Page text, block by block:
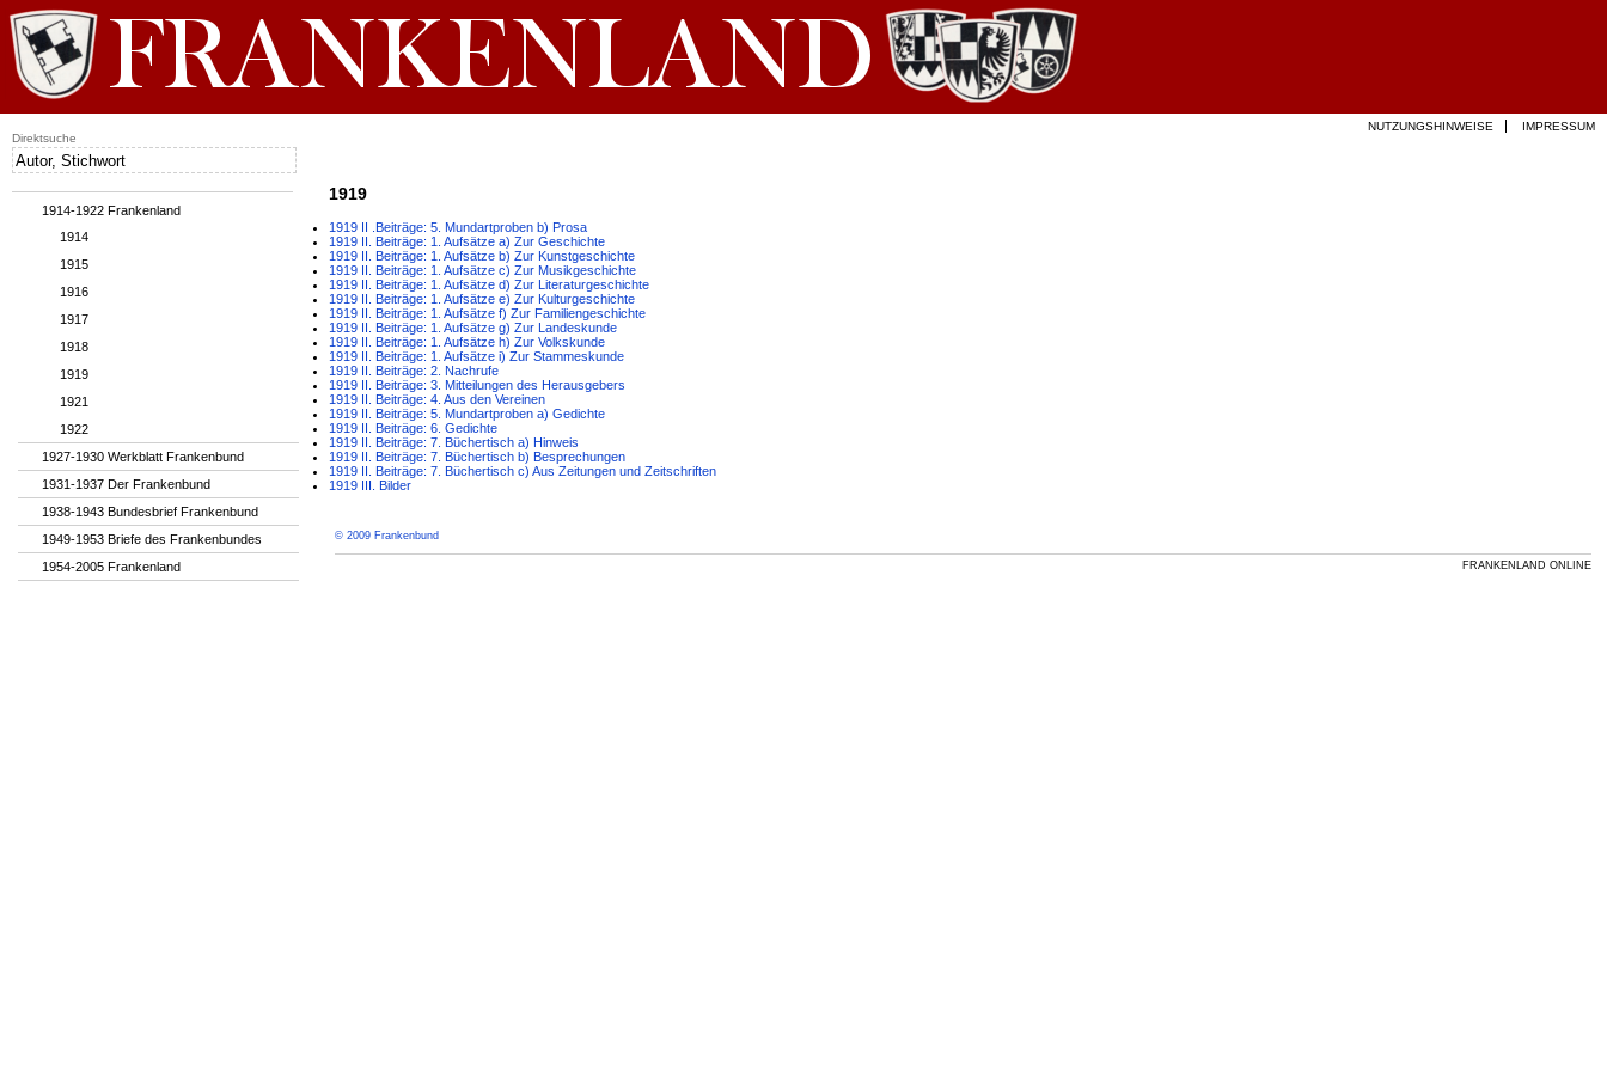
1919
1919 II .Beiträge: 5. Mundartproben b) Prosa
1919 II. Beiträge: 1. Aufsätze a) Zur Geschichte
1919 II. Beiträge: 1. Aufsätze b) Zur Kunstgeschichte
1919 II. Beiträge: 1. Aufsätze c) Zur Musikgeschichte
1919 II. Beiträge: 1. Aufsätze d) Zur Literaturgeschichte
1919 II. Beiträge: 1. Aufsätze e) Zur Kulturgeschichte
1919 II. Beiträge: 1. Aufsätze f) Zur Familiengeschichte
1919 II. Beiträge: 1. Aufsätze g) Zur Landeskunde
1919 II. Beiträge: 1. Aufsätze h) Zur Volkskunde
1919 II. Beiträge: 1. Aufsätze i) Zur Stammeskunde
1919 II. Beiträge: 2. Nachrufe
1919 II. Beiträge: 3. Mitteilungen des Herausgebers
1919 II. Beiträge: 4. Aus den Vereinen
1919 II. Beiträge: 5. Mundartproben a) Gedichte
1919 II. Beiträge: 6. Gedichte
1919 II. Beiträge: 7. Büchertisch a) Hinweis
1919 II. Beiträge: 7. Büchertisch b) Besprechungen
1919 II. Beiträge: 7. Büchertisch c) Aus Zeitungen und Zeitschriften
1919 III. Bilder
© 2009 Frankenbund
FRANKENLAND ONLINE
1914-1922 Frankenland
1914
1915
1916
1917
1918
1919
1921
1922
1927-1930 Werkblatt Frankenbund
1931-1937 Der Frankenbund
1938-1943 Bundesbrief Frankenbund
1949-1953 Briefe des Frankenbundes
1954-2005 Frankenland
NUTZUNGSHINWEISE
IMPRESSUM
Direktsuche